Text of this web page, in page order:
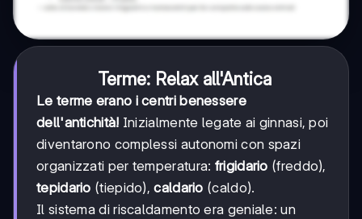
Terme: Relax all'Antica
Le terme erano i centri benessere
dell'antichità! Inizialmente legate ai ginnasi, poi
diventarono complessi autonomi con spazi
organizzati per temperatura: frigidario (freddo),
tepidario (tiepido),caldario (caldo).
Il sistema di riscaldamento era geniale: un